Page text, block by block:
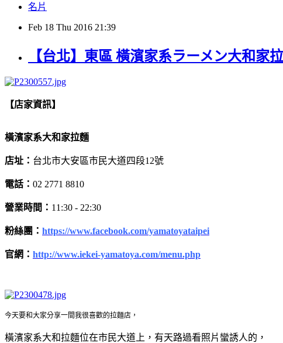
名片
Feb 18 Thu 2016 21:39
【台北】東區 橫濱家系ラーメン大和
【店家資訊】
橫濱家系大和家拉麵
店址： 台北市大安區市民大道四段12號
電話： 02 2771 8810
營業時間： 11:30 - 22:30
粉絲團： https://www.facebook.com/yamatoyataipei
官網： http://www.iekei-yamatoya.com/menu.php
今天要和大家分享一間我很喜歡的拉麵店，
橫濱家系大和拉麵位在市民大道上，有天路過看照片蠻誘人的，